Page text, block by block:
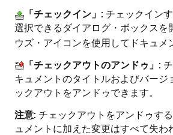
「チェックイン」 : チェックイン
選択できるダイアログ・ボックスを
ウズ・アイコンを使用してドキュメ
「チェックアウトのアンドゥ」 :
キュメントのタイトルおよびバージ
ックアウトをアンドゥできます。
注意: チェックアウトをアンドゥす
ュメントに加えた変更はすべて失わ